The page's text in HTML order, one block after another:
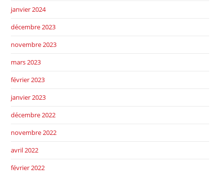
janvier 2024
décembre 2023
novembre 2023
mars 2023
février 2023
janvier 2023
décembre 2022
novembre 2022
avril 2022
février 2022